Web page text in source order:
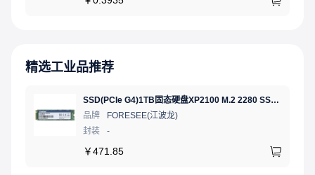
精选工业品推荐
SSD(PCIe G4)1TB固态硬盘XP2100 M.2 2280 SSD NVMe
品牌
FORESEE(江波龙)
封装
-
￥471.85